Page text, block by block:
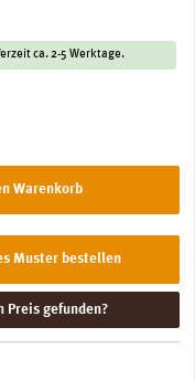
ca. 2-5 Werktage.
Warenkorb
Muster bestellen
Preis gefunden?